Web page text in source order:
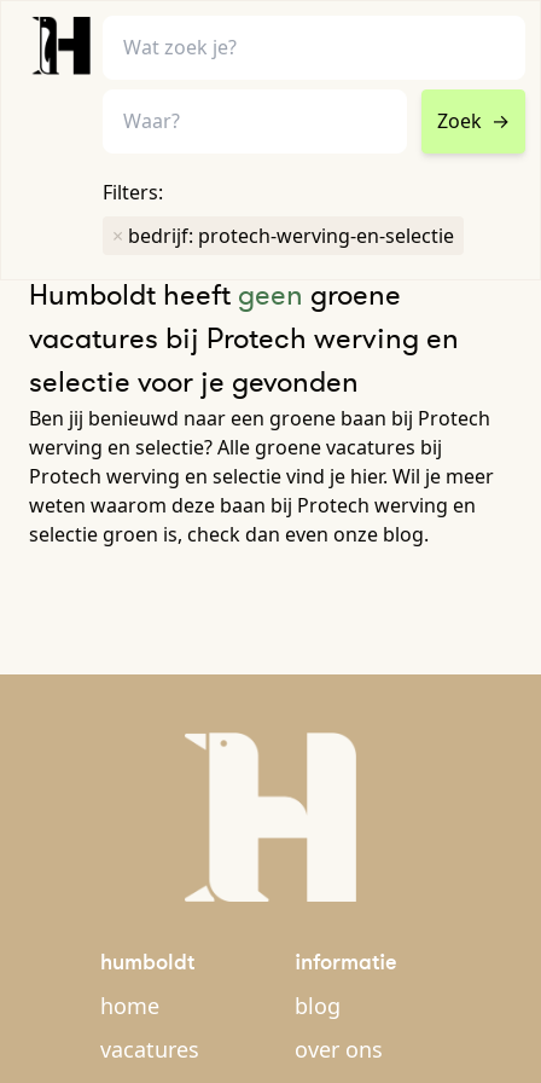
Zoek →
Filters:
× bedrijf: protech-werving-en-selectie
Humboldt heeft geen groene
vacatures bij Protech werving en
selectie voor je gevonden
Ben jij benieuwd naar een groene baan bij Protech
werving en selectie? Alle groene vacatures bij
Protech werving en selectie vind je hier. Wil je meer
weten waarom deze baan bij Protech werving en
selectie groen is, check dan even onze blog.
humboldt
home
vacatures
informatie
blog
over ons